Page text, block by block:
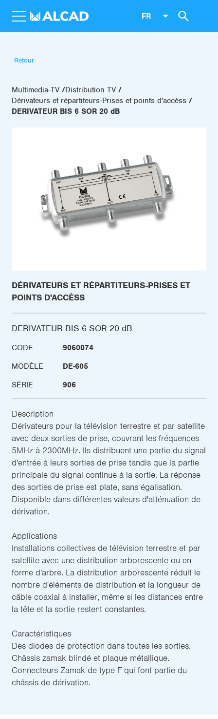
FR
Retour
Multimedia-TV
Distribution TV
Dérivateurs et répartiteurs-Prises et points d'accèss
DERIVATEUR BIS 6 SOR 20 dB
DÉRIVATEURS ET RÉPARTITEURS-PRISES ET
POINTS D'ACCÈSS
DERIVATEUR BIS 6 SOR 20 dB
CODE
9060074
MODÈLE
DE-605
SÉRIE
906
Description
Dérivateurs pour la télévision terrestre et par satellite
avec deux sorties de prise, couvrant les fréquences
5MHz à 2300MHz. Ils distribuent une partie du signal
d'entrée à leurs sorties de prise tandis que la partie
principale du signal continue à la sortie. La réponse
des sorties de prise est plate, sans égalisation.
Disponible dans différentes valeurs d'atténuation de
dérivation.
Applications
Installations collectives de télévision terrestre et par
satellite avec une distribution arborescente ou en
forme d'arbre. La distribution arborescente réduit le
nombre d'éléments de distribution et la longueur de
câble coaxial à installer, même si les distances entre
la tête et la sortie restent constantes.
Caractéristiques
Des diodes de protection dans toutes les sorties.
Châssis zamak blindé et plaque métallique.
Connecteurs Zamak de type F qui font partie du
châssis de dérivation.